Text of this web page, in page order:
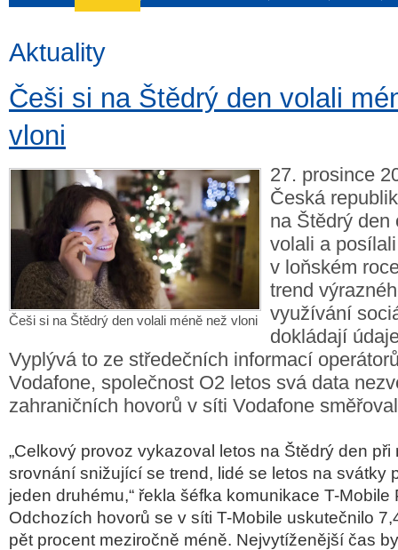
Rozhovory
Aktuality
Češi si na Štědrý den volali
vloni
Češi si na Štědrý den volali méně než vloni
27. prosince
Česká
na Štědrý den
volali a
v loňském
trend
využívání
dokládají
Vyplývá to ze středečních informací
Vodafone, společnost O2 letos svá data
zahraničních hovorů v síti Vodafone
„Celkový provoz vykazoval letos na Štědrý den při
srovnání snižující se trend, lidé se letos na svátky
jeden druhému,“ řekla šéfka komunikace T-Mobile
Odchozích hovorů se v síti T-Mobile uskutečnilo
pět procent meziročně méně. Nejvytíženější čas